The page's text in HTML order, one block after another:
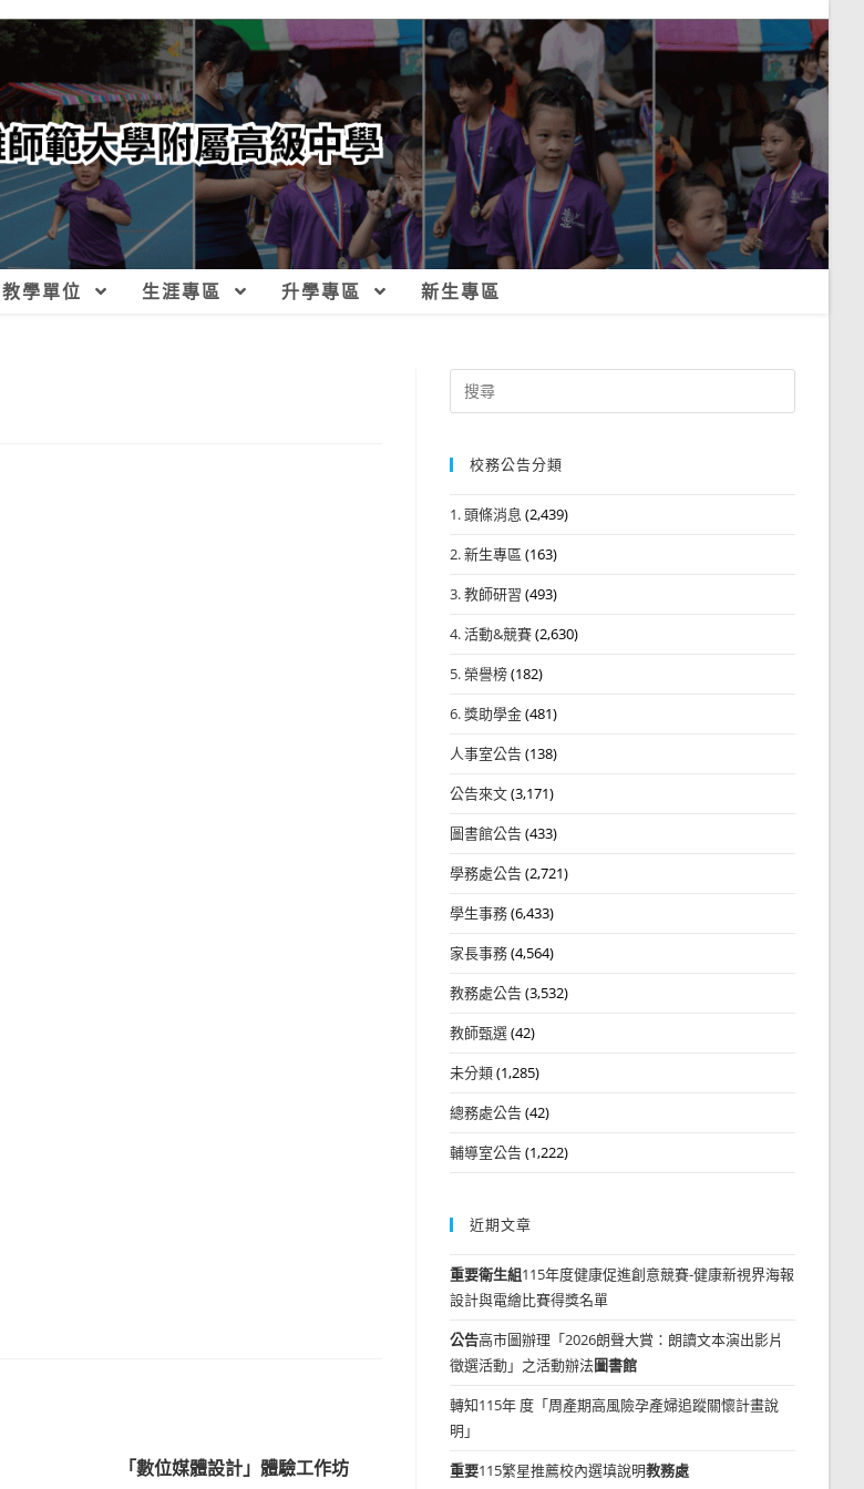
教學單位 生涯專區 升學專區 新生專區
「數位媒體設計」體驗工作坊
Search
for:
校務公告分類
1. 頭條消息 (2,439)
2. 新生專區 (163)
3. 教師研習 (493)
4. 活動&競賽(2,630)
5. 榮譽榜(182)
6. 獎助學金(481)
人事室公告(138)
公告來文(3,171)
圖書館公告(433)
學務處公告(2,721)
學生事務(6,433)
家長事務(4,564)
教務處公告(3,532)
教師甄選(42)
未分類(1,285)
總務處公告(42)
輔導室公告(1,222)
近期文章
重要衛生組115年度健康促進創意競賽-健康新視界海報
設計與電繪比賽得獎名單
公告高市圖辦理「2026朗聲大賞：朗讀文本演出影片
徵選活動」之活動辦法圖書館
轉知115年 度「周產期高風險孕產婦追蹤關懷計畫說
明」
重要115繁星推薦校內選填說明教務處